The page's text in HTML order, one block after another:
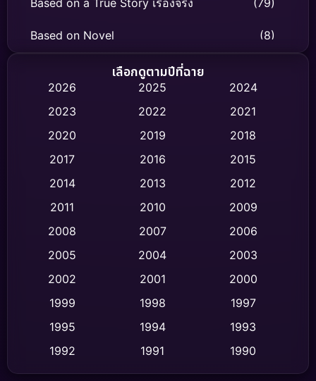
Based on a True Story เรื่องจริง (79)
Based on Novel (8)
Biography ชีวิตจริง
Classic หนังคลาสสิก (47)
Comedy ตลก (446)
Crime อาชญากรรม (520)
Cult Film
Dance เต้น (10)
Detective สืบสวน (75)
เลือกดูตามปีที่ฉาย
2026 2025
2024
2023
2022
2021
2020
2019
2018
2017
2016
2015
2014
2013
2012
2011
2010
2009
2008
2007
2006
2005
2004
2003
2002
2001
2000
1999
1998
1997
1995
1994
1993
1992
1991
1990
1989
1988
1986